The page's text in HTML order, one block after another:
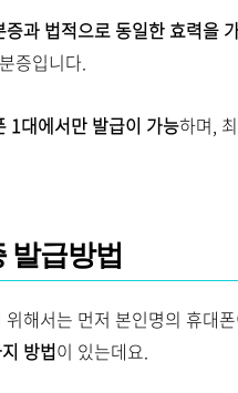
증과 법적으로 동일한 효력을
증입니다.
1대에서만 발급이 가능하며,
발급방법
해서는 먼저 본인명의 휴대
방법이 있는데요.